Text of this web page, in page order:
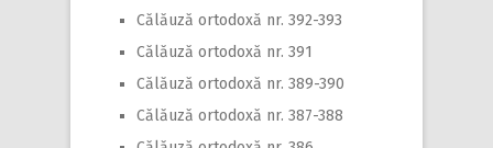
Călăuză ortodoxă nr. 392-393
Călăuză ortodoxă nr. 391
Călăuză ortodoxă nr. 389-390
Călăuză ortodoxă nr. 387-388